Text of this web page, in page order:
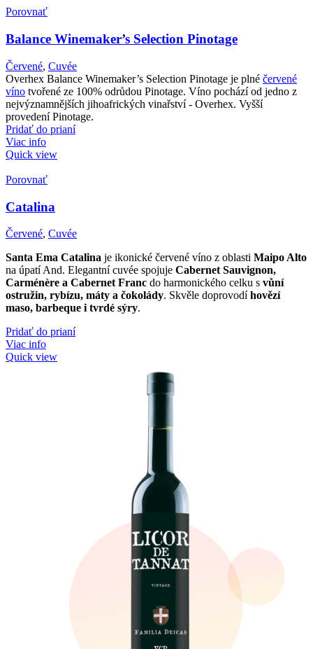
Porovnať
Balance Winemaker’s Selection Pinotage
Červené, Cuvée
Overhex Balance Winemaker’s Selection Pinotage je plné červené
víno tvořené ze 100% odrůdou Pinotage. Víno pochází od jedno z
nejvýznamnějších jihoafrických vinařství - Overhex. Vyšší
provedení Pinotage.
Pridať do prianí
Viac info
Quick view
Porovnať
Catalina
Červené, Cuvée
Santa Ema Catalina je ikonické červené víno z oblasti Maipo Alto
na úpatí And. Elegantní cuvée spojuje Cabernet Sauvignon,
Carménère a Cabernet Franc do harmonického celku s vůní
ostružin, rybízu, máty a čokolády. Skvěle doprovodíhovězí
maso, barbeque i tvrdé sýry.
Pridať do prianí
Viac info
Quick view